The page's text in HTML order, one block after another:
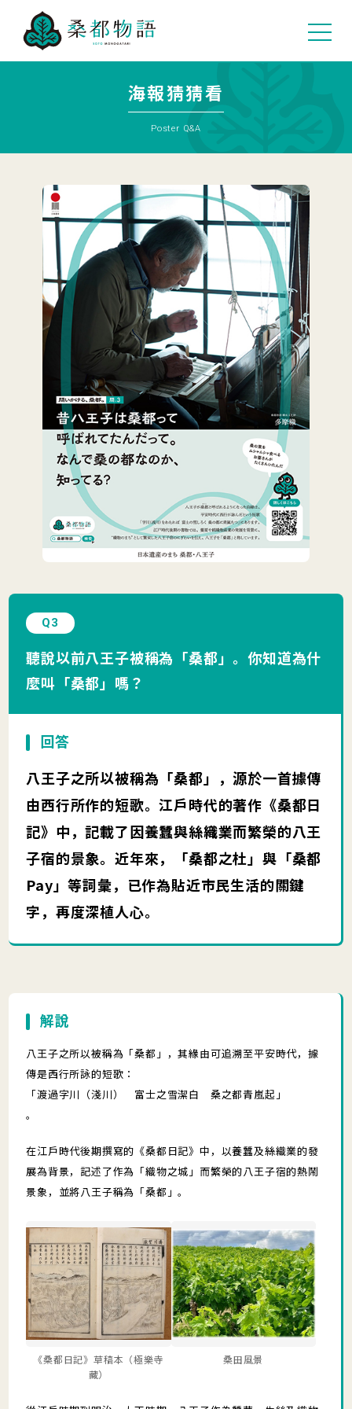
海報猜猜看
Poster Q&A
03
Q3
聽說以前八王子被稱為「桑都」。你知道為什
麼叫「桑都」嗎？
回答
八王子之所以被稱為「桑都」，源於一首據傳
由西行所作的短歌。江戶時代的著作《桑都日
記》中，記載了因養蠶與絲織業而繁榮的八王
子宿的景象。近年來，「桑都之杜」與「桑都
Pay」等詞彙，已作為貼近市民生活的關鍵
字，再度深植人心。
解說
八王子之所以被稱為「桑都」，其緣由可追溯至平安時代，據
傳是西行所詠的短歌：
「渡過字川（淺川） 富士之雪潔白 桑之都青嵐起」
。
在江戶時代後期撰寫的《桑都日記》中，以養蠶及絲織業的發
展為背景，記述了作為「織物之城」而繁榮的八王子宿的熱鬧
景象，並將八王子稱為「桑都」。
《桑都日記》草稿本（極樂寺
藏）
桑田風景